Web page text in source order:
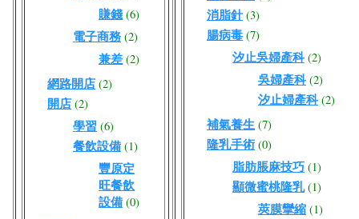
賺錢 (6)
電子商務 (2)
兼差 (2)
網路開店 (2)
開店 (2)
學習 (6)
餐飲設備 (1)
豐原定
旺餐飲
設備 (0)
消脂針 (3)
腸病毒 (7)
汐止吳婦產科 (2)
吳婦產科 (2)
汐止婦產科 (2)
補氣養生 (7)
隆乳手術 (0)
脂肪脹麻技巧 (1)
顯微蜜桃隆乳 (1)
莢膜攣縮 (1)